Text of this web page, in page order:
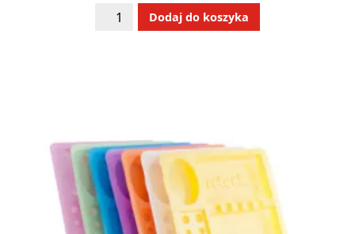
ilość
Dodaj do koszyka
Alternative: